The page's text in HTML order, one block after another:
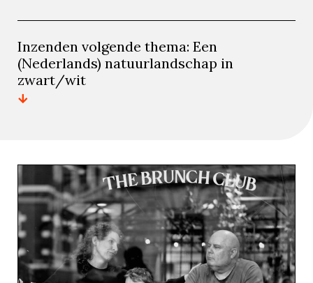
Inzenden volgende thema: Een
(Nederlands) natuurlandschap in
zwart/wit